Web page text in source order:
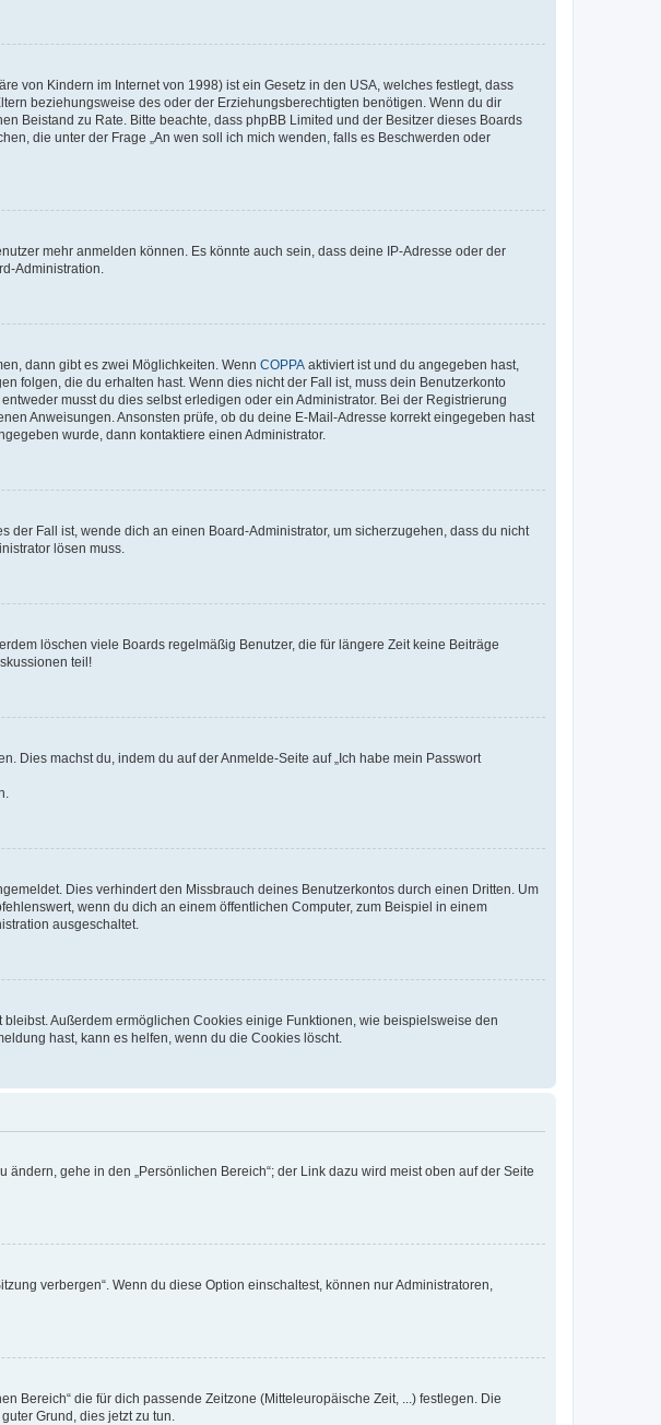
von Kindern im Internet von 1998) ist ein Gesetz in den USA, welches festlegt, dass
beziehungsweise des oder der Erziehungsberechtigten benötigen. Wenn du dir
Beistand zu Rate. Bitte beachte, dass phpBB Limited und der Besitzer dieses Boards
die unter der Frage „An wen soll ich mich wenden, falls es Beschwerden oder
mehr anmelden können. Es könnte auch sein, dass deine IP-Adresse oder der
Administration.
dann gibt es zwei Möglichkeiten. Wenn COPPA aktiviert ist und du angegeben hast,
folgen, die du erhalten hast. Wenn dies nicht der Fall ist, muss dein Benutzerkonto
musst du dies selbst erledigen oder ein Administrator. Bei der Registrierung
Anweisungen. Ansonsten prüfe, ob du deine E-Mail-Adresse korrekt eingegeben hast
wurde, dann kontaktiere einen Administrator.
Fall ist, wende dich an einen Board-Administrator, um sicherzugehen, dass du nicht
lösen muss.
löschen viele Boards regelmäßig Benutzer, die für längere Zeit keine Beiträge
teil!
Dies machst du, indem du auf der Anmelde-Seite auf „Ich habe mein Passwort
Dies verhindert den Missbrauch deines Benutzerkontos durch einen Dritten. Um
wenn du dich an einem öffentlichen Computer, zum Beispiel in einem
ausgeschaltet.
Außerdem ermöglichen Cookies einige Funktionen, wie beispielsweise den
hast, kann es helfen, wenn du die Cookies löscht.
gehe in den „Persönlichen Bereich“; der Link dazu wird meist oben auf der Seite
verbergen“. Wenn du diese Option einschaltest, können nur Administratoren,
Bereich“ die für dich passende Zeitzone (Mitteleuropäische Zeit, ...) festlegen. Die
Grund, dies jetzt zu tun.